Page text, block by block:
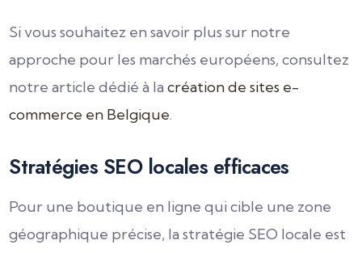
Si vous souhaitez en savoir plus sur notre
approche pour les marchés européens, consultez
notre article dédié à la création de sites e-
commerce en Belgique.
Stratégies SEO locales efficaces
Pour une boutique en ligne qui cible une zone
géographique précise, la stratégie SEO locale est